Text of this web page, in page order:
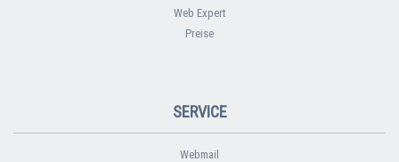
Web Expert
Preise
SERVICE
Webmail